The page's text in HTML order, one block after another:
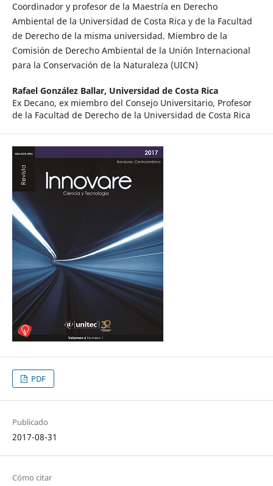
Coordinador y profesor de la Maestría en Derecho
Ambiental de la Universidad de Costa Rica y de la Facultad
de Derecho de la misma universidad. Miembro de la
Comisión de Derecho Ambiental de la Unión Internacional
para la Conservación de la Naturaleza (UICN)
Rafael González Ballar, Universidad de Costa Rica
Ex Decano, ex miembro del Consejo Universitario, Profesor
de la Facultad de Derecho de la Universidad de Costa Rica
PDF
Publicado
2017-08-31
Cómo citar